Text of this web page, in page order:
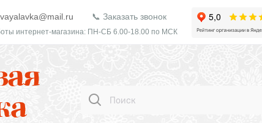
📞 Заказать звонок
интернет-магазина: ПН-СБ 6.00-18.00 по МСК